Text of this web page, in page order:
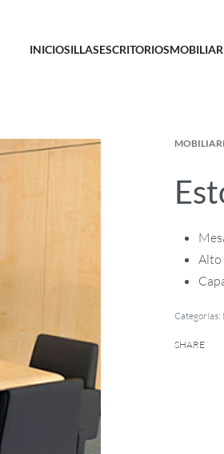
INICIOSILLASESCRITORIOS
Alto
Categorías:
SHARE